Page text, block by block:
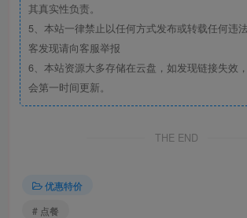
其真实性负责。
5、本站一律禁止以任何方式发布或转载任何违
客发现请向客服举报
6、本站资源大多存储在云盘，如发现链接失效
会第一时间更新。
THE END
优惠特价
# 点餐